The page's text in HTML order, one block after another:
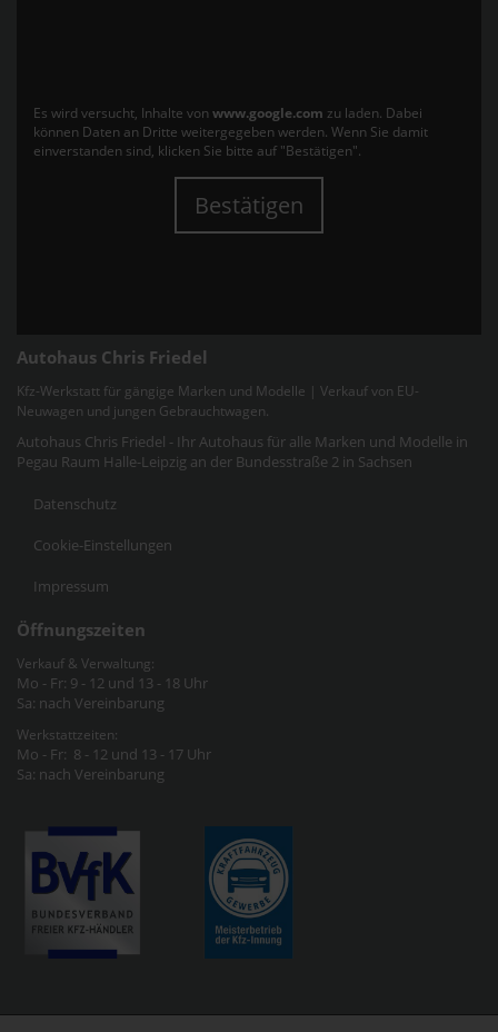
Es wird versucht, Inhalte von www.google.com zu laden. Dabei
können Daten an Dritte weitergegeben werden. Wenn Sie damit
einverstanden sind, klicken Sie bitte auf "Bestätigen".
Bestätigen
Autohaus Chris Friedel
Kfz-Werkstatt für gängige Marken und Modelle | Verkauf von EU-
Neuwagen und jungen Gebrauchtwagen.
Autohaus Chris Friedel - Ihr Autohaus für alle Marken und Modelle in
Pegau Raum Halle-Leipzig an der Bundesstraße 2 in Sachsen
Datenschutz
Cookie-Einstellungen
Impressum
Öffnungszeiten
Verkauf & Verwaltung:
Mo - Fr: 9 - 12 und 13 - 18 Uhr
Sa: nach Vereinbarung
Werkstattzeiten:
Mo - Fr: 8 - 12 und 13 - 17 Uhr
Sa: nach Vereinbarung